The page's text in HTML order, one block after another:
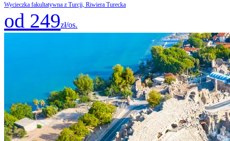
Wycieczka fakultatywna z Turcji, Riwiera Turecka
od 249zł/os.